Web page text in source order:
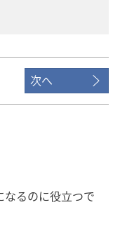
次へ
るのに役立つで